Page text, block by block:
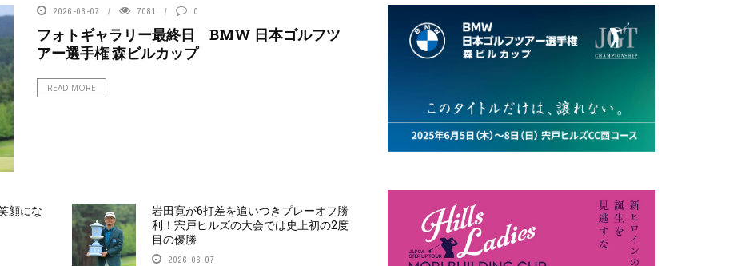
2026-06-07 7081 0
フォトギャラリー最終日 BMW 日本ゴルフツ
アー選手権 森ビルカップ
READ MORE
顔にな
岩田寛が6打差を追いつきプレーオフ勝
利！宍戸ヒルズの大会では史上初の2度
目の優勝
2026-06-07